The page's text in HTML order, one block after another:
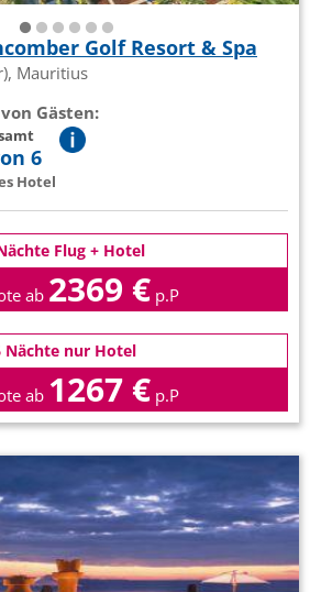
Golf Resort & Spa
Mauritius
Gästen:
6
Hotel
Flug + Hotel
ab 2369 € p.P
Nächte nur Hotel
ab 1267 € p.P